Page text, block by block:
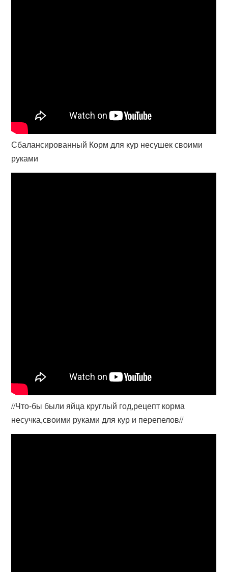
Сбалансированный Корм для кур несушек своими
руками
//Что-бы были яйца круглый год,рецепт корма
несучка,своими руками для кур и перепелов//